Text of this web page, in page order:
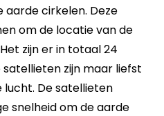
cirkelen. Deze
om de locatie van de
zijn er in totaal 24
zijn maar liefst
lucht. De satellieten
snelheid om de aarde